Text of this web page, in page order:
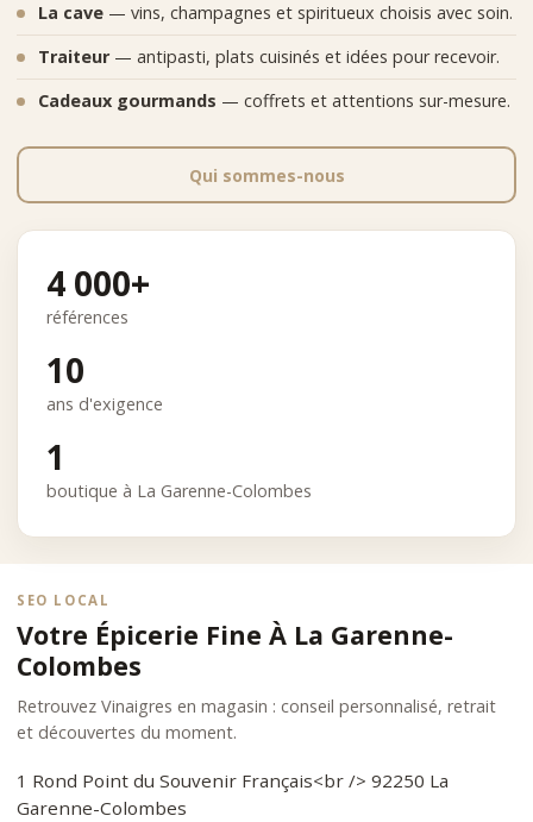
La cave — vins, champagnes et spiritueux choisis avec soin.
Traiteur — antipasti, plats cuisinés et idées pour recevoir.
Cadeaux gourmands — coffrets et attentions sur-mesure.
Qui sommes-nous
4 000+
références
10
ans d'exigence
1
boutique à La Garenne-Colombes
SEO LOCAL
Votre Épicerie Fine À La Garenne-
Colombes
Retrouvez Vinaigres en magasin : conseil personnalisé, retrait
et découvertes du moment.
1 Rond Point du Souvenir Français<br /> 92250 La
Garenne-Colombes